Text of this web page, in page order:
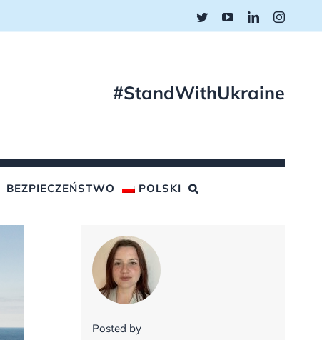
TwitterYouTubeLinkedIn
#StandWithUkraine
BEZPIECZEŃSTWO POLSKI
Posted by